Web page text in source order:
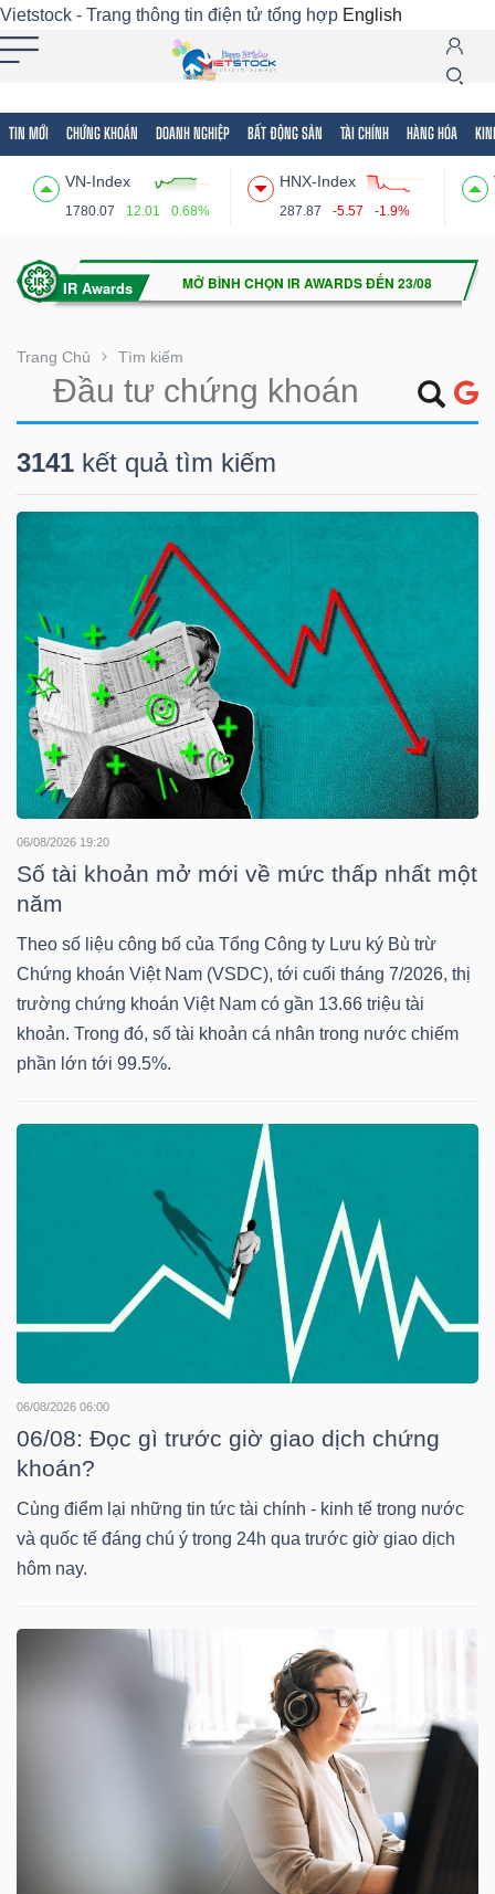
Vietstock - Trang thông tin điện tử tổng hợp English
TIN MỚI CHỨNG KHOÁN DOANH NGHIỆP BẤT ĐỘNG SẢN TÀI CHÍNH HÀNG HÓA
VN-Index
1780.07 12.01 0.68%
HNX-Index
287.87 -5.57 -1.9%
Trang Chủ Tìm kiếm
3141 kết quả tìm kiếm
06/08/2026 19:20
Số tài khoản mở mới về mức thấp nhất một
năm
Theo số liệu công bố của Tổng Công ty Lưu ký Bù trừ
Chứng khoán Việt Nam (VSDC), tới cuối tháng 7/2026, thị
trường chứng khoán Việt Nam có gần 13.66 triệu tài
khoản. Trong đó, số tài khoản cá nhân trong nước chiếm
phần lớn tới 99.5%.
06/08/2026 06:00
06/08: Đọc gì trước giờ giao dịch chứng
khoán?
Cùng điểm lại những tin tức tài chính - kinh tế trong nước
và quốc tế đáng chú ý trong 24h qua trước giờ giao dịch
hôm nay.
Tất cả Tính năng Ngành Mã chứng khoán
Tính
(-)
VIETSTOCK
KHOÁN
BẤT
ĐỘNG
SẢN
TÀI
CHÍNH
HÀNG
HÓA
ĐÔNG
DƯƠNG
TÀI
CHÍNH
NHÂN